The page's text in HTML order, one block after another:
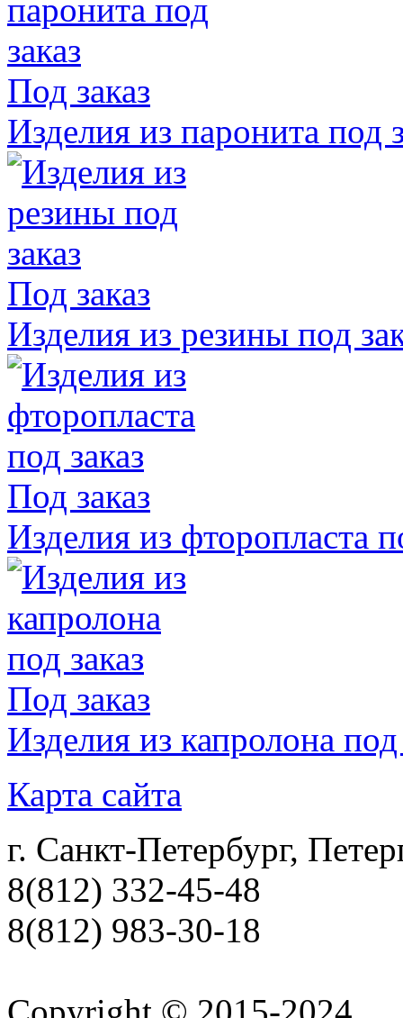
Под заказ
Изделия из паронита под
Под заказ
Изделия из резины под
Под заказ
Изделия из фторопласта
Под заказ
Изделия из капролона под
Карта сайта
г. Санкт-Петербург,
8(812) 332-45-48
8(812) 983-30-18